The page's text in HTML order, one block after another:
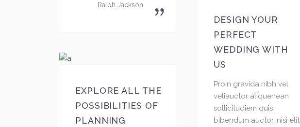
Ralph Jackson
DESIGN YOUR
PERFECT
WEDDING WITH
US
Proin gravida nibh vel
veliauctor aliquenean
sollicitudiem quis
bibendum auctor, nisi elit
EXPLORE ALL THE
POSSIBILITIES OF
PLANNING